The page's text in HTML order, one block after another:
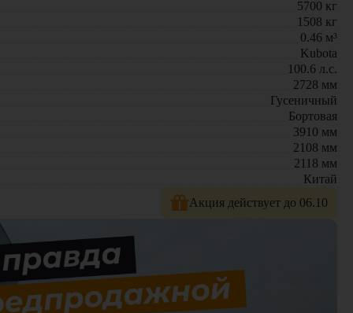
даже в ограниченных пространствах и при высокой
новые модели техники. На нашем сайте представлен
5700 кг
1508 кг
0.46 м³
Kubota
100.6 л.с.
2728 мм
Гусеничный
Бортовая
3910 мм
2108 мм
2118 мм
Китай
Акция действует до 06.10